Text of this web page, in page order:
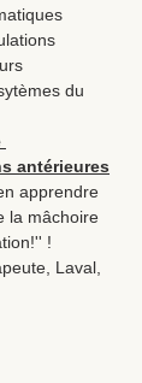
du
antérieures
apprendre
la mâchoire
!
Laval,